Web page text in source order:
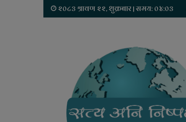
२०८३ श्रावण २२, शुक्रबार | समय: ०४:०३